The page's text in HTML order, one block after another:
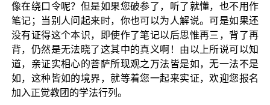
像在绕口令呢？但是如果您破参了，听了就懂，也不用作
笔记；当别人问起来时，你也可以为人解说。可是如果还
没有证得这个本识，即使作了笔记以后思惟再三，背了再
背，仍然是无法晓了这其中的真义啊！由以上所说可以知
道，亲证实相心的菩萨所现观之万法皆是如，无一法不是
如，这种皆如的境界，就等着您一起来实证，欢迎您报名
加入正觉教团的学法行列。